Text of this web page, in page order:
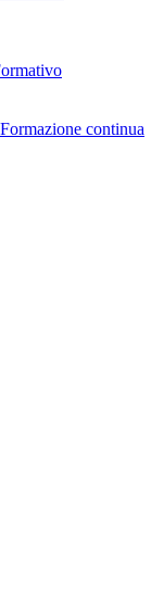
Formazione continua